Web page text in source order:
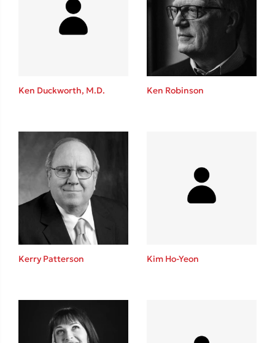
Η μέθοδος Αφήστε τους
Δημοφιλείς Συγγραφείς
Φυστίκι ΠουΚυλάει
Παύλος Καστανάς
El Sombrero
Freida McFadden
Κατρίνα Τσάνταλη
Lucinda Riley
Ken Duckworth, M.D. Ken Robinson
Kerry Patterson Kim Ho-Yeon